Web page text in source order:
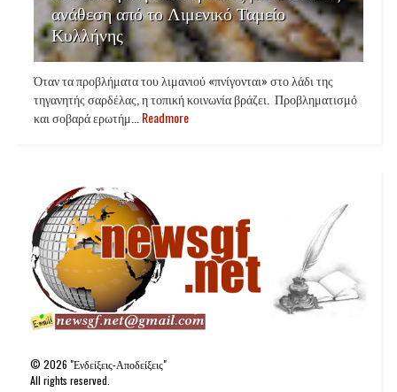
ανάθεση από το Λιμενικό Ταμείο
Κυλλήνης
Όταν τα προβλήματα του λιμανιού «πνίγονται» στο λάδι της
τηγανητής σαρδέλας, η τοπική κοινωνία βράζει. Προβληματισμό
και σοβαρά ερωτήμ... Readmore
©2026 "Ενδείξεις-Αποδείξεις"
All rights reserved.